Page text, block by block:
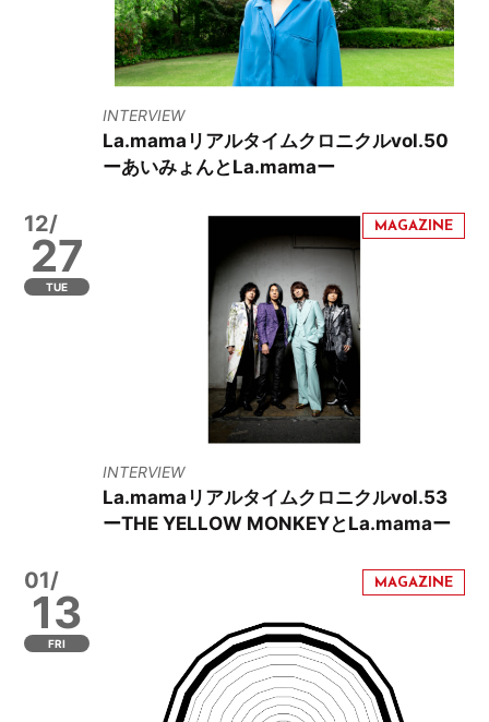
INTERVIEW
La.mamaリアルタイムクロニクルvol.50
ーあいみょんとLa.mamaー
12/
27
TUE
INTERVIEW
La.mamaリアルタイムクロニクルvol.53
ーTHE YELLOW MONKEYとLa.mamaー
01/
13
FRI